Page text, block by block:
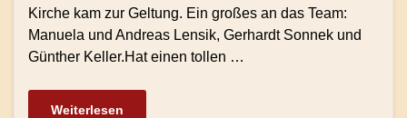
Kirche kam zur Geltung. Ein großes an das Team:
Manuela und Andreas Lensik, Gerhardt Sonnek und
Günther Keller.Hat einen tollen …
Weiterlesen